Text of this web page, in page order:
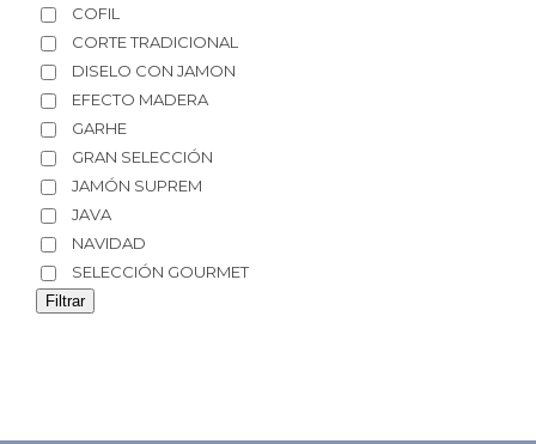
COFIL
CORTE TRADICIONAL
DISELO CON JAMON
EFECTO MADERA
GARHE
GRAN SELECCIÓN
JAMÓN SUPREM
JAVA
NAVIDAD
SELECCIÓN GOURMET
Filtrar